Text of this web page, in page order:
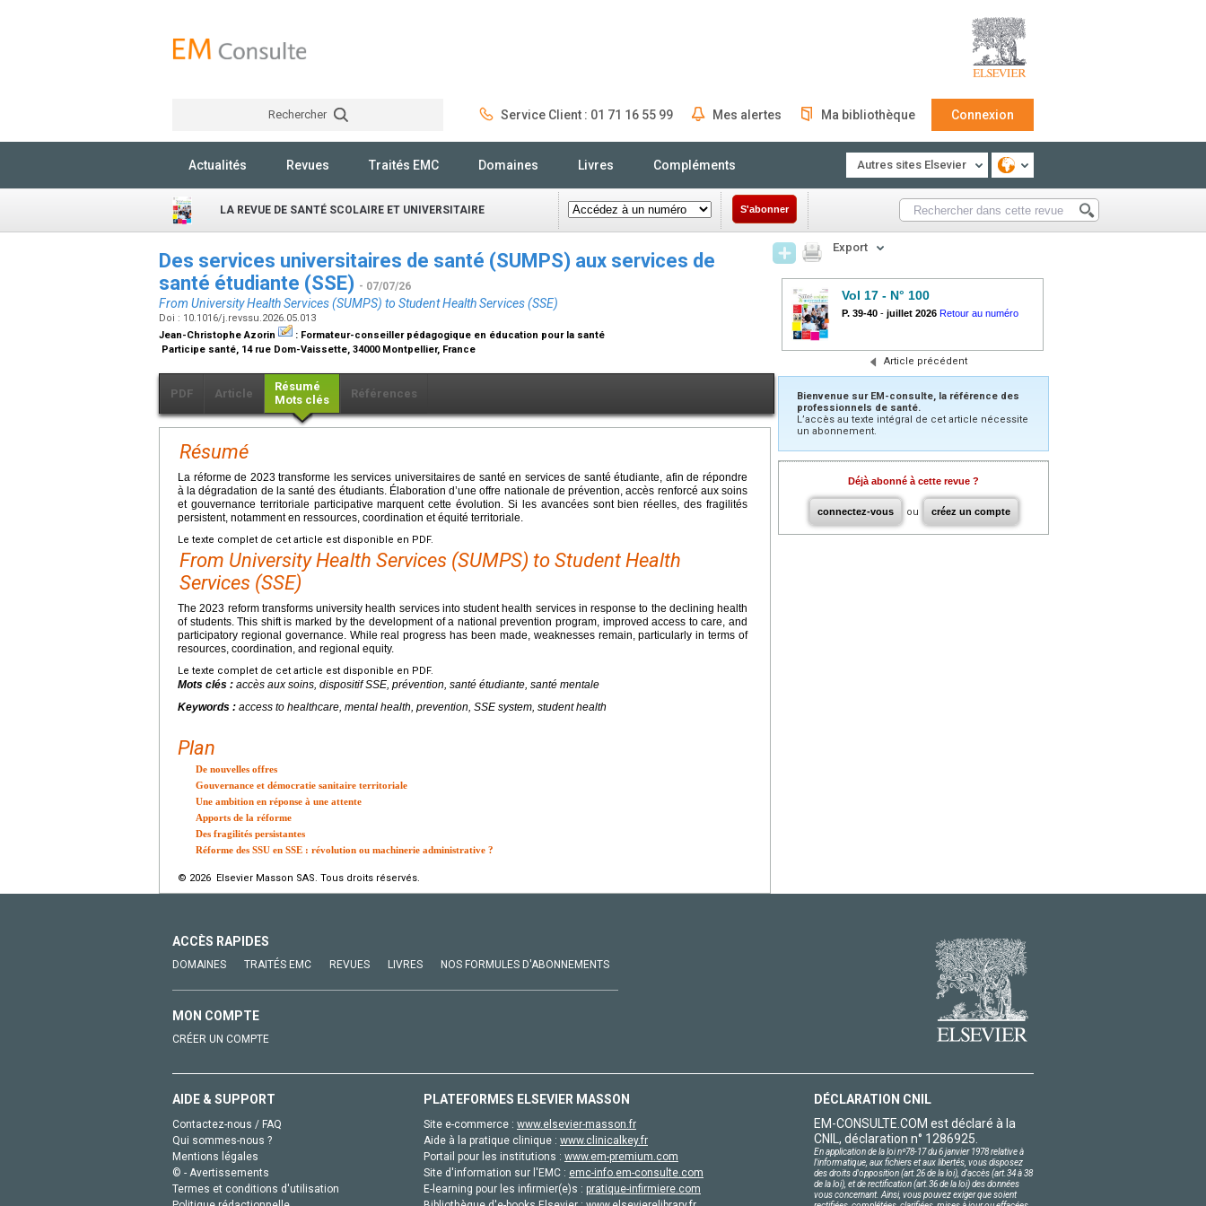
Rechercher Service Client : 01 71 16 55 99 Mes alertes Ma bibliothèque Connexion
Actualités Revues Traités EMC Domaines Livres Compléments Autres sites Elsevier
LA REVUE DE SANTÉ SCOLAIRE ET UNIVERSITAIRE S'abonner
Des services universitaires de santé (SUMPS) aux services de
santé étudiante (SSE) - 07/07/26
From University Health Services (SUMPS) to Student Health Services (SSE)
Doi : 10.1016/j.revssu.2026.05.013
Jean-Christophe Azorin
: Formateur-conseiller pédagogique en éducation pour la santé
Participe santé, 14 rue Dom-Vaissette, 34000 Montpellier, France
PDF Article
Résumé
Mots clés
Références
Résumé
La réforme de 2023 transforme les services universitaires de santé en services de santé étudiante, afin de répondre
à la dégradation de la santé des étudiants. Élaboration d’une offre nationale de prévention, accès renforcé aux soins
et gouvernance territoriale participative marquent cette évolution. Si les avancées sont bien réelles, des fragilités
persistent, notamment en ressources, coordination et équité territoriale.
Le texte complet de cet article est disponible en PDF.
From University Health Services (SUMPS) to Student Health
Services (SSE)
The 2023 reform transforms university health services into student health services in response to the declining health
of students. This shift is marked by the development of a national prevention program, improved access to care, and
participatory regional governance. While real progress has been made, weaknesses remain, particularly in terms of
resources, coordination, and regional equity.
Le texte complet de cet article est disponible en PDF.
Mots clés : accès aux soins, dispositif SSE, prévention, santé étudiante, santé mentale
Keywords : access to healthcare, mental health, prevention, SSE system, student health
Plan
De nouvelles offres
Gouvernance et démocratie sanitaire territoriale
Une ambition en réponse à une attente
Apports de la réforme
Des fragilités persistantes
Réforme des SSU en SSE : révolution ou machinerie administrative ?
© 2026 Elsevier Masson SAS. Tous droits réservés.
Export
Vol 17 - N° 100
P. 39-40 - juillet 2026 Retour au numéro
Article précédent
Bienvenue sur EM-consulte, la référence des
professionnels de santé.
L’accès au texte intégral de cet article nécessite
un abonnement.
Déjà abonné à cette revue ?
connectez-vous ou créez un compte
ACCÈS RAPIDES
DOMAINES TRAITÉS EMC REVUES LIVRES NOS FORMULES D'ABONNEMENTS
MON COMPTE
CRÉER UN COMPTE
AIDE & SUPPORT
Contactez-nous / FAQ
Qui sommes-nous ?
Mentions légales
© - Avertissements
Termes et conditions d'utilisation
PLATEFORMES ELSEVIER MASSON
Site e-commerce : www.elsevier-masson.fr
Aide à la pratique clinique : www.clinicalkey.fr
Portail pour les institutions : www.em-premium.com
Site d'information sur l'EMC : emc-info.em-consulte.com
E-learning pour les infirmier(e)s : pratique-infirmiere.com
DÉCLARATION CNIL
EM-CONSULTE.COM est déclaré à la
CNIL, déclaration n° 1286925.
En application de la loi nº78-17 du 6 janvier 1978 relative à
l'informatique, aux fichiers et aux libertés, vous disposez
des droits d'opposition (art.26 de la loi), d'accès (art.34 à 38
de la loi), et de rectification (art.36 de la loi) des données
vous concernant. Ainsi, vous pouvez exiger que soient